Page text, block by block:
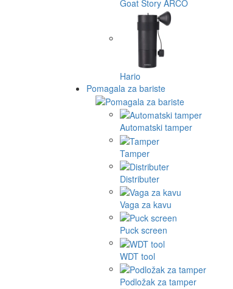
Goat Story ARCO
Hario
Pomagala za bariste
Automatski tamper
Tamper
Distributer
Vaga za kavu
Puck screen
WDT tool
Podložak za tamper